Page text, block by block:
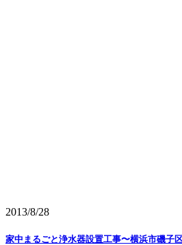
2013/8/28
家中まるごと浄水器設置工事〜横浜市磯子